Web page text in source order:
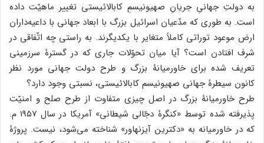
به دولتِ جهانیِ جریانِ صهیونیسمِ کابالائیستی تغییر ماهیّت داده
است. به طوری که مدّعیان اسرائیل بزرگ با ابعاد جهانی با داعیه‌داران
ارض موعود توراتی کاملاً متغایر با یکدیگرند. به راستی چه اتّفاقی در
شرف افتادن است؟ آیا میان تحوّلات جاری که در گسترۀ سرزمینی
تعریف شده برای خاورمیانۀ بزرگ و طرح دولت جهانی مورد نظر
کانون سیطرۀ جهانی صهیونیسم کابالائیستی، نسبتی وجود دارد؟
طرح خاورمیانۀ بزرگ در اصل چیزی متفاوت از طرح صلح و امنیّت
پذیرفته شده توسط «کنگرۀ دجّالی شیطانی» آمریکا در سال ۱۹۵۷ م.
که در خاورمیانه به «دکترین آیزنهاور» شناخته می‌شود، نیست. پروژۀ